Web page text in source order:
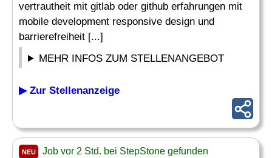
vertrautheit mit gitlab oder github erfahrungen mit
mobile development responsive design und
barrierefreiheit [...]
MEHR INFOS ZUM STELLENANGEBOT
▶ Zur Stellenanzeige
NEU Job vor 2 Std. bei StepStone gefunden